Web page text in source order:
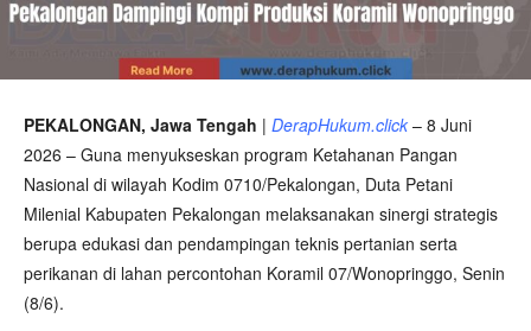
PEKALONGAN, Jawa Tengah | DerapHukum.click – 8 Juni
2026 – Guna menyukseskan program Ketahanan Pangan
Nasional di wilayah Kodim 0710/Pekalongan, Duta Petani
Milenial Kabupaten Pekalongan melaksanakan sinergi strategis
berupa edukasi dan pendampingan teknis pertanian serta
perikanan di lahan percontohan Koramil 07/Wonopringgo, Senin
(8/6).